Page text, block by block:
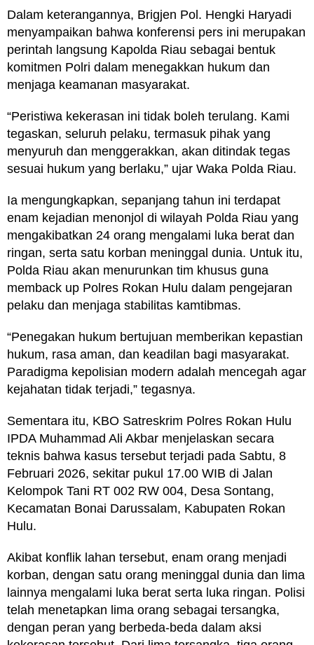
Dalam keterangannya, Brigjen Pol. Hengki Haryadi
menyampaikan bahwa konferensi pers ini merupakan
perintah langsung Kapolda Riau sebagai bentuk
komitmen Polri dalam menegakkan hukum dan
menjaga keamanan masyarakat.
“Peristiwa kekerasan ini tidak boleh terulang. Kami
tegaskan, seluruh pelaku, termasuk pihak yang
menyuruh dan menggerakkan, akan ditindak tegas
sesuai hukum yang berlaku,” ujar Waka Polda Riau.
Ia mengungkapkan, sepanjang tahun ini terdapat
enam kejadian menonjol di wilayah Polda Riau yang
mengakibatkan 24 orang mengalami luka berat dan
ringan, serta satu korban meninggal dunia. Untuk itu,
Polda Riau akan menurunkan tim khusus guna
memback up Polres Rokan Hulu dalam pengejaran
pelaku dan menjaga stabilitas kamtibmas.
“Penegakan hukum bertujuan memberikan kepastian
hukum, rasa aman, dan keadilan bagi masyarakat.
Paradigma kepolisian modern adalah mencegah agar
kejahatan tidak terjadi,” tegasnya.
Sementara itu, KBO Satreskrim Polres Rokan Hulu
IPDA Muhammad Ali Akbar menjelaskan secara
teknis bahwa kasus tersebut terjadi pada Sabtu, 8
Februari 2026, sekitar pukul 17.00 WIB di Jalan
Kelompok Tani RT 002 RW 004, Desa Sontang,
Kecamatan Bonai Darussalam, Kabupaten Rokan
Hulu.
Akibat konflik lahan tersebut, enam orang menjadi
korban, dengan satu orang meninggal dunia dan lima
lainnya mengalami luka berat serta luka ringan. Polisi
telah menetapkan lima orang sebagai tersangka,
dengan peran yang berbeda-beda dalam aksi